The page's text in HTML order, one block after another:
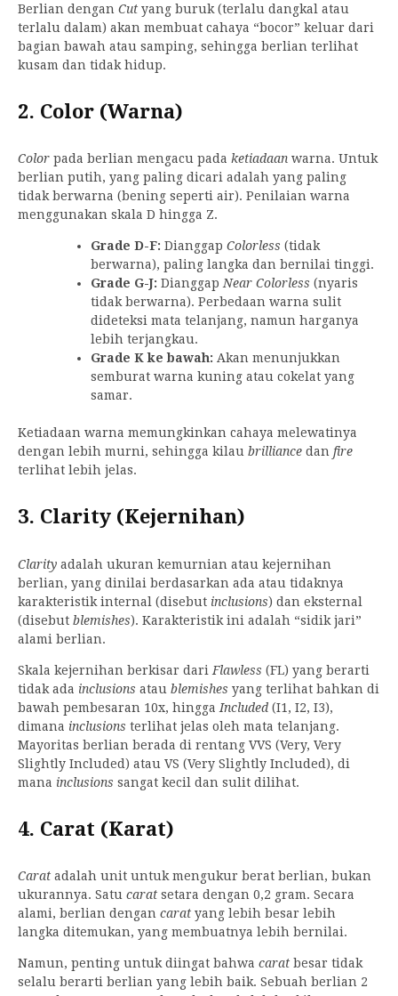
Berlian dengan Cut yang buruk (terlalu dangkal atau
terlalu dalam) akan membuat cahaya “bocor” keluar dari
bagian bawah atau samping, sehingga berlian terlihat
kusam dan tidak hidup.
2. Color (Warna)
Color pada berlian mengacu pada ketiadaan warna. Untuk
berlian putih, yang paling dicari adalah yang paling
tidak berwarna (bening seperti air). Penilaian warna
menggunakan skala D hingga Z.
Grade D-F: Dianggap Colorless (tidak
berwarna), paling langka dan bernilai tinggi.
Grade G-J: DianggapNear Colorless (nyaris
tidak berwarna). Perbedaan warna sulit
dideteksi mata telanjang, namun harganya
lebih terjangkau.
Grade K ke bawah: Akan menunjukkan
semburat warna kuning atau cokelat yang
samar.
Ketiadaan warna memungkinkan cahaya melewatinya
dengan lebih murni, sehingga kilau brilliance dan fire
terlihat lebih jelas.
3. Clarity (Kejernihan)
Clarity adalah ukuran kemurnian atau kejernihan
berlian, yang dinilai berdasarkan ada atau tidaknya
karakteristik internal (disebut inclusions) dan eksternal
(disebut blemishes). Karakteristik ini adalah “sidik jari”
alami berlian.
Skala kejernihan berkisar dari Flawless (FL) yang berarti
tidak ada inclusions atau blemishes yang terlihat bahkan di
bawah pembesaran 10x, hingga Included (I1, I2, I3),
dimana inclusions terlihat jelas oleh mata telanjang.
Mayoritas berlian berada di rentang VVS (Very, Very
Slightly Included) atau VS (Very Slightly Included), di
mana inclusions sangat kecil dan sulit dilihat.
4. Carat (Karat)
Carat adalah unit untuk mengukur berat berlian, bukan
ukurannya. Satu carat setara dengan 0,2 gram. Secara
alami, berlian dengan carat yang lebih besar lebih
langka ditemukan, yang membuatnya lebih bernilai.
Namun, penting untuk diingat bahwa carat besar tidak
selalu berarti berlian yang lebih baik. Sebuah berlian 2